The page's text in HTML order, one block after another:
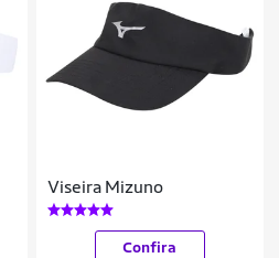
Viseira Mizuno
Confira